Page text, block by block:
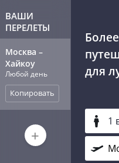
ВАШИ
ПЕРЕЛЕТЫ
Москва –
Хайкоу
Любой день
Копировать
+
для
1